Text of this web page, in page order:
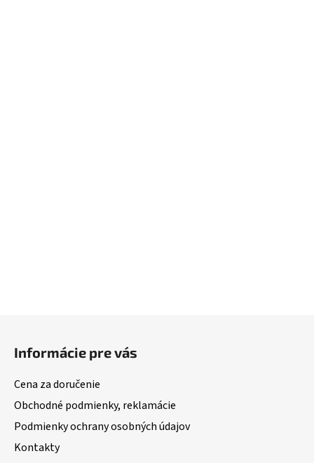
Informácie pre vás
Cena za doručenie
Obchodné podmienky, reklamácie
Podmienky ochrany osobných údajov
Kontakty